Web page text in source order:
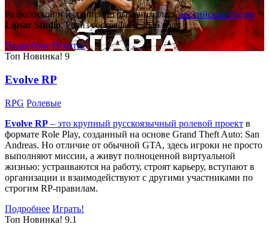
Разработкой и изданием игры занималасьроссийская студия
Lipsar Studio. Релиз состоялся в 2025 году.
Подробнее Играть!
Топ Новинка! 9
Evolve RP
RPG Ролевые
Evolve RP – это крупный русскоязычный ролевой проект в
формате Role Play, созданный на основе Grand Theft Auto: San
Andreas. Но отличие от обычной GTA, здесь игроки не просто
выполняют миссии, а живут полноценной виртуальной
жизнью: устраиваются на работу, строят карьеру, вступают в
организации и взаимодействуют с другими участниками по
строгим RP-правилам.
Подробнее Играть!
Топ Новинка! 9.1